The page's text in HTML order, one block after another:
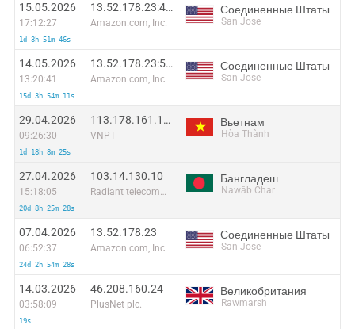
15.05.2026
17:12:27
1d 3h 51m 46s
13.52.178.23:41760
Amazon.com, Inc.
Соединенные Штаты
San Jose
14.05.2026
13:20:41
15d 3h 54m 11s
13.52.178.23:55320
Amazon.com, Inc.
Соединенные Штаты
San Jose
29.04.2026
09:26:30
1d 18h 8m 25s
113.178.161.169
VNPT
Вьетнам
Hòa Thành
27.04.2026
15:18:05
20d 8h 25m 28s
103.14.130.10
Radiant telecommunications
Бангладеш
Nawāb Char
07.04.2026
06:52:37
24d 2h 54m 28s
13.52.178.23
Amazon.com, Inc.
Соединенные Штаты
San Jose
14.03.2026
03:58:09
19s
46.208.160.24
PlusNet plc.
Великобритания
Rawmarsh